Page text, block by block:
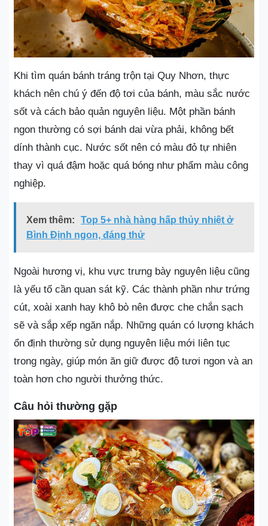
Khi tìm quán bánh tráng trộn tại Quy Nhơn, thực
khách nên chú ý đến độ tơi của bánh, màu sắc nước
sốt và cách bảo quản nguyên liệu. Một phần bánh
ngon thường có sợi bánh dai vừa phải, không bết
dính thành cục. Nước sốt nên có màu đỏ tự nhiên
thay vì quá đậm hoặc quá bóng như phẩm màu công
nghiệp.
Xem thêm:
Top 5+ nhà hàng hấp thủy nhiệt ở
Bình Định ngon, đáng thử
Ngoài hương vị, khu vực trưng bày nguyên liệu cũng
là yếu tố cần quan sát kỹ. Các thành phần như trứng
cút, xoài xanh hay khô bò nên được che chắn sạch
sẽ và sắp xếp ngăn nắp. Những quán có lượng khách
ổn định thường sử dụng nguyên liệu mới liên tục
trong ngày, giúp món ăn giữ được độ tươi ngon và an
toàn hơn cho người thưởng thức.
Câu hỏi thường gặp